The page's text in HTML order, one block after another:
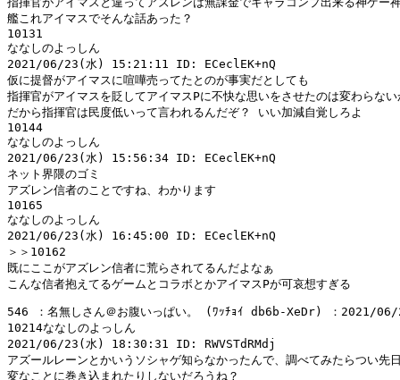
艦これアイマスでそんな話あった？
10131
ななしのよっしん
2021/06/23(水) 15:21:11 ID: ECeclEK+nQ
仮に提督がアイマスに喧嘩売ってたとのが事実だとしても
指揮官がアイマスを貶してアイマスPに不快な思いをさせたのは変わらな
だから指揮官は民度低いって言われるんだぞ？ いい加減自覚しろよ
10144
ななしのよっしん
2021/06/23(水) 15:56:34 ID: ECeclEK+nQ
ネット界隈のゴミ
アズレン信者のことですね、わかります
10165
ななしのよっしん
2021/06/23(水) 16:45:00 ID: ECeclEK+nQ
＞＞10162
既にここがアズレン信者に荒らされてるんだよなぁ
546 ：名無しさん＠お腹いっぱい。 (ﾜｯﾁｮｲ db6b-XeDr) ：
10214ななしのよっしん
2021/06/23(水) 18:30:31 ID: RWVSTdRMdj
アズールレーンとかいうソシャゲ知らなかったんで、調べてみたらつい
変なことに巻き込まれたりしないだろうね？